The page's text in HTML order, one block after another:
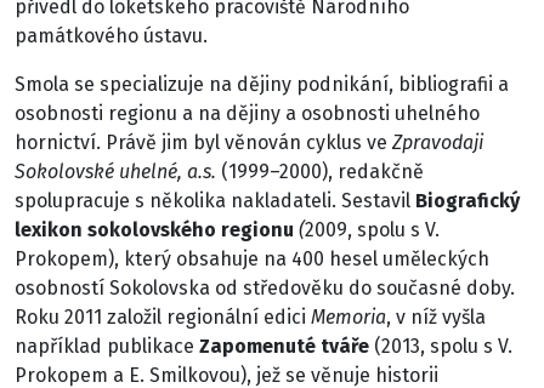
přivedl do loketského pracoviště Národního
památkového ústavu.
Smola se specializuje na dějiny podnikání, bibliografii a
osobnosti regionu a na dějiny a osobnosti uhelného
hornictví. Právě jim byl věnován cyklus ve Zpravodaji
Sokolovské uhelné, a.s. (1999–2000), redakčně
spolupracuje s několika nakladateli. Sestavil Biografický
lexikon sokolovského regionu (2009, spolu s V.
Prokopem), který obsahuje na 400 hesel uměleckých
osobností Sokolovska od středověku do současné doby.
Roku 2011 založil regionální edici Memoria, v níž vyšla
například publikace Zapomenuté tváře (2013, spolu s V.
Prokopem a E. Smilkovou), jež se věnuje historii